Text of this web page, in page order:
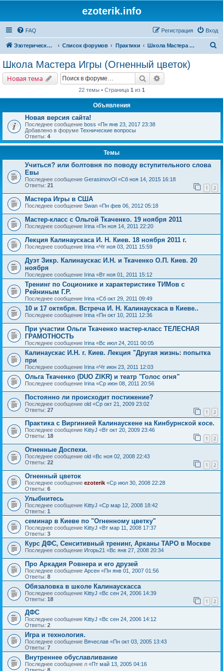
ezoterik.info
FAQ Вход
Регистрация
Эзотерический сайт Список форумов Практики Школа Мастера Игры (Огненный цветок)
Школа Мастера Игры (Огненный цветок)
Новая тема Поиск
22 темы • Страница 1 из 1
Объявления
Новая версия сайта!
Последнее сообщение boss «Пн янв 23, 2017 23:38
Добавлено в форуме Технические вопросы
Ответы: 4
Темы
Учиться? или болтовня по поводу вступительного слова
Евы
Последнее сообщение GerasimovOl «Сб ноя 14, 2015 16:18
Ответы: 21 1 2
Мастера Игры в США
Последнее сообщение Swan «Пн фев 06, 2012 05:18
Мастер-класс с Ольгой Ткаченко. 19 ноября 2011
Последнее сообщение Irina «Пн ноя 14, 2011 22:20
Лекция Калинаускаса И. Н. Киев. 18 ноября 2011 г.
Последнее сообщение Irina «Чт ноя 03, 2011 15:59
Дуэт Зикр. Калинаускас И.Н. и Ткаченко О.П. Киев. 20
ноября
Последнее сообщение Irina «Вт ноя 01, 2011 15:12
Тренинг по Соционике и характеристике ТИМов с
Рейниным Г.Р.
Последнее сообщение Irina «Сб окт 29, 2011 09:49
10 и 17 октября. Встреча И. Н. Калинаускаса в Киеве..
Последнее сообщение Irina «Пн окт 10, 2011 12:36
При участии Ольги Ткаченко мастер-класс ТЕЛЕСНАЯ
ГРАМОТНОСТЬ
Последнее сообщение Irina «Вс июл 24, 2011 00:05
Калинаускас И.Н. г. Киев. Лекция "Другая жизнь: попытка
при
Последнее сообщение Irina «Чт июн 23, 2011 12:03
Ольга Ткаченко (DUO ZIKR) и театр "Голос огня"
Последнее сообщение Irina «Ср июн 08, 2011 20:56
Постоянно ли происходит постижение?
Последнее сообщение old «Ср окт 21, 2009 23:02
Ответы: 27 1 2
Практика с Виргинией Калинаускене на Кинбурнской косе.
Последнее сообщение KittyJ «Вт окт 20, 2009 23:46
Ответы: 18 1 2
Огненные Доспехи.
Последнее сообщение old «Вс ноя 02, 2008 22:43
Ответы: 22 1 2
Огненный цветок
Последнее сообщение ezoterik «Ср июл 30, 2008 22:28
Ответы: 6
Улыбнитесь
Последнее сообщение KittyJ «Ср мар 12, 2008 18:42
Ответы: 1
семинар в Киеве по "Огненному цветку"
Последнее сообщение KittyJ «Вт мар 11, 2008 17:37
Ответы: 3
Курс ДФС, Сенситивный тренинг, Арканы ТАРО в Москве
Последнее сообщение Игорь21 «Вс янв 27, 2008 20:34
Про Аркадия Ровнера и его друзей
Последнее сообщение Арсен «Пн янв 01, 2007 01:56
Ответы: 8
Обязаловка в школе Калинаускасса
Последнее сообщение KittyJ «Вс сен 24, 2006 14:39
Ответы: 18 1 2
ДФС
Последнее сообщение KittyJ «Вс сен 24, 2006 14:12
Ответы: 2
Игра и технология.
Последнее сообщение Вячеслав «Пн окт 03, 2005 13:43
Ответы: 7
Внутреннее обуславливание
Последнее сообщение л «Пт май 13, 2005 04:16